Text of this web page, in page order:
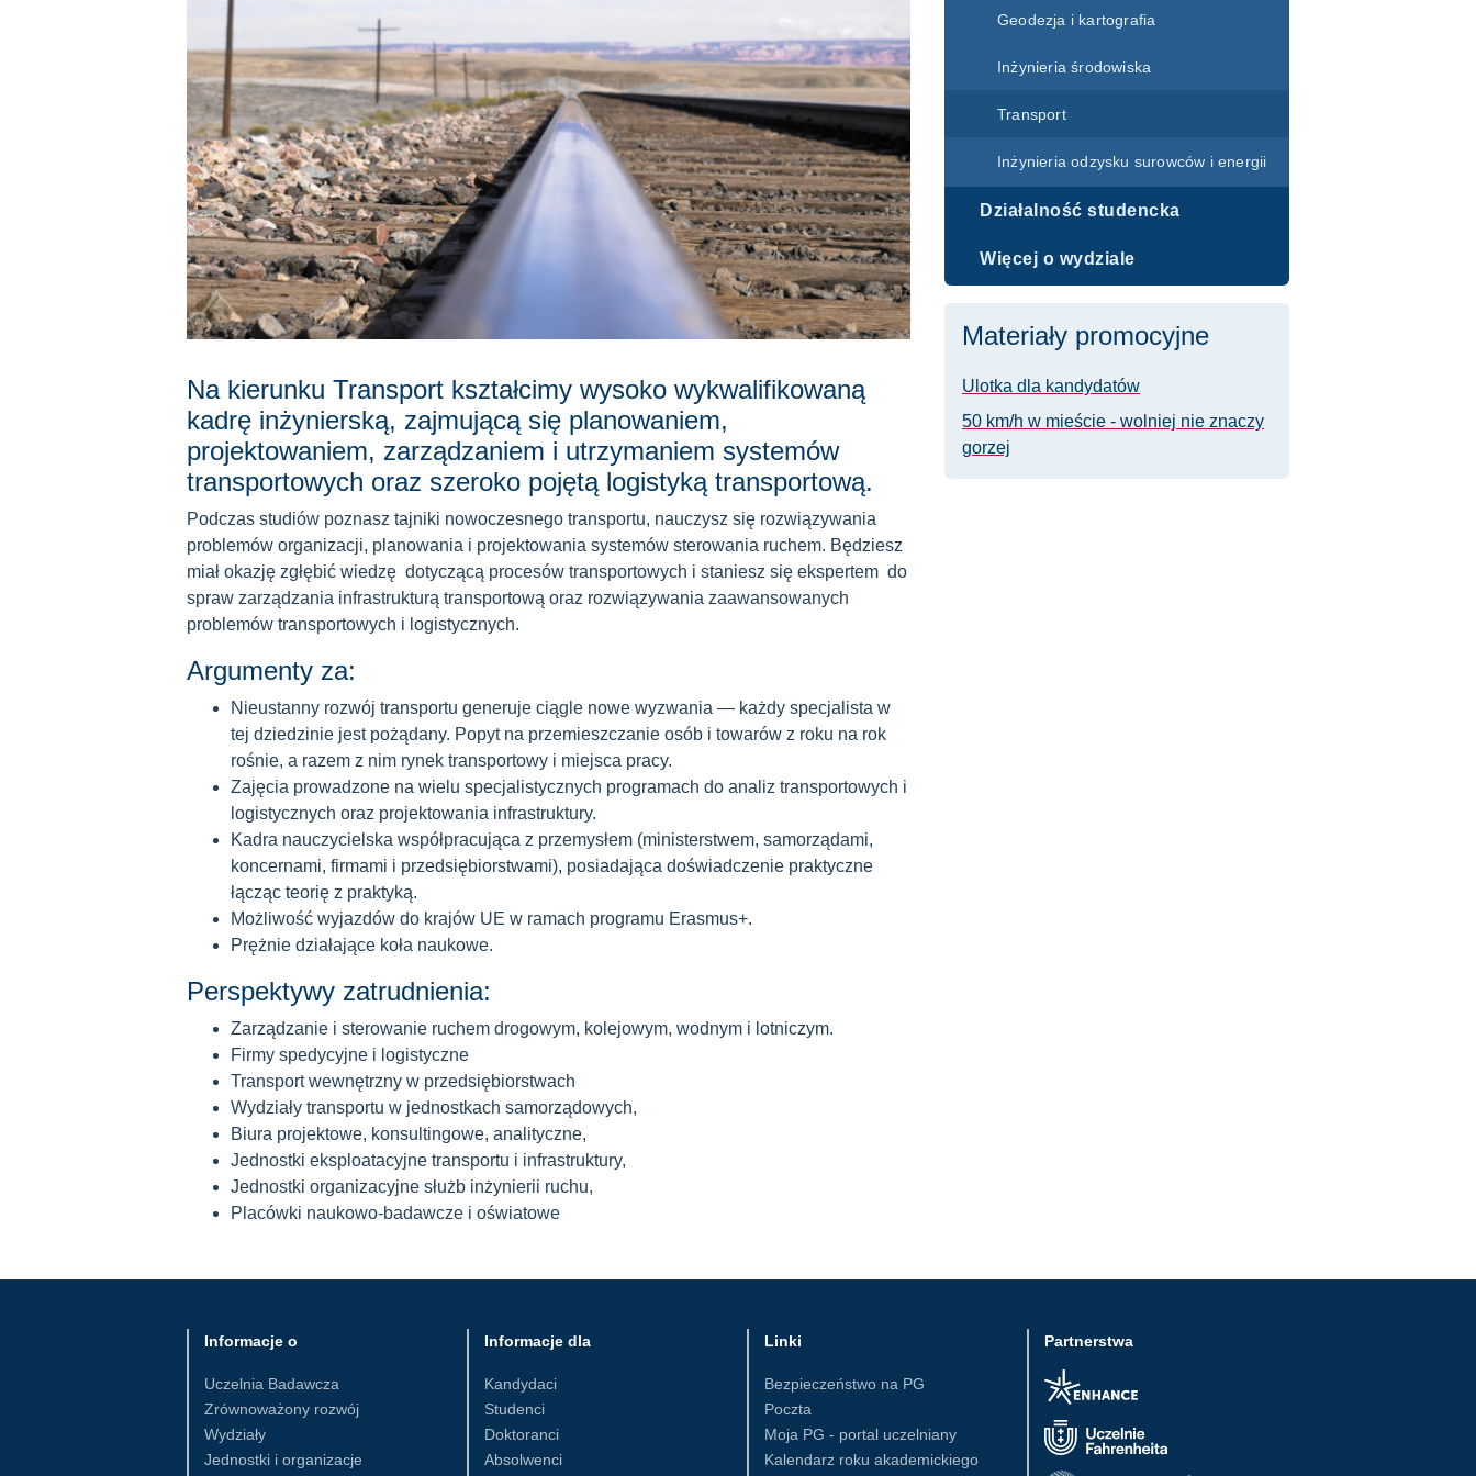
Geodezja i kartografia
Inżynieria środowiska
Transport
Inżynieria odzysku surowców i energii
Działalność studencka
Więcej o wydziale
Na kierunku Transport kształcimy wysoko wykwalifikowaną
kadrę inżynierską, zajmującą się planowaniem,
projektowaniem, zarządzaniem i utrzymaniem systemów
transportowych oraz szeroko pojętą logistyką transportową.
Podczas studiów poznasz tajniki nowoczesnego transportu, nauczysz się rozwiązywania
problemów organizacji, planowania i projektowania systemów sterowania ruchem. Będziesz
miał okazję zgłębić wiedzę dotyczącą procesów transportowych i staniesz się ekspertem do
spraw zarządzania infrastrukturą transportową oraz rozwiązywania zaawansowanych
problemów transportowych i logistycznych.
Argumenty za:
Nieustanny rozwój transportu generuje ciągle nowe wyzwania — każdy specjalista w
tej dziedzinie jest pożądany. Popyt na przemieszczanie osób i towarów z roku na rok
rośnie, a razem z nim rynek transportowy i miejsca pracy.
Zajęcia prowadzone na wielu specjalistycznych programach do analiz transportowych i
logistycznych oraz projektowania infrastruktury.
Kadra nauczycielska współpracująca z przemysłem (ministerstwem, samorządami,
koncernami, firmami i przedsiębiorstwami), posiadająca doświadczenie praktyczne
łącząc teorię z praktyką.
Możliwość wyjazdów do krajów UE w ramach programu Erasmus+.
Prężnie działające koła naukowe.
Perspektywy zatrudnienia:
Zarządzanie i sterowanie ruchem drogowym, kolejowym, wodnym i lotniczym.
Firmy spedycyjne i logistyczne
Transport wewnętrzny w przedsiębiorstwach
Wydziały transportu w jednostkach samorządowych,
Biura projektowe, konsultingowe, analityczne,
Jednostki eksploatacyjne transportu i infrastruktury,
Jednostki organizacyjne służb inżynierii ruchu,
Placówki naukowo-badawcze i oświatowe
Materiały promocyjne
Ulotka dla kandydatów
50 km/h w mieście - wolniej nie znaczy
gorzej
Partnerstwa
Informacje o
Uczelnia Badawcza
Zrównoważony rozwój
Wydziały
Jednostki i organizacje
Informacje dla
Kandydaci
Studenci
Doktoranci
Absolwenci
Linki
Bezpieczeństwo na PG
Poczta
Moja PG - portal uczelniany
Kalendarz roku akademickiego